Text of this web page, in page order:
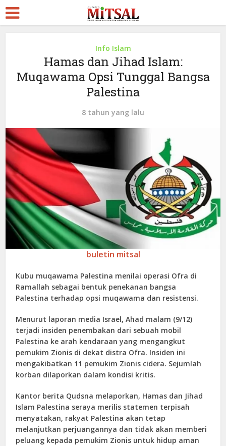
Info Islam
Hamas dan Jihad Islam:
Muqawama Opsi Tunggal Bangsa
Palestina
8 tahun yang lalu
buletin mitsal
Kubu muqawama Palestina menilai operasi Ofra di
Ramallah sebagai bentuk penekanan bangsa
Palestina terhadap opsi muqawama dan resistensi.
Menurut laporan media Israel, Ahad malam (9/12)
terjadi insiden penembakan dari sebuah mobil
Palestina ke arah kendaraan yang mengangkut
pemukim Zionis di dekat distra Ofra. Insiden ini
mengakibatkan 11 pemukim Zionis cidera. Sejumlah
korban dilaporkan dalam kondisi kritis.
Kantor berita Qudsna melaporkan, Hamas dan Jihad
Islam Palestina seraya merilis statemen terpisah
menyatakan, rakyat Palestina akan tetap
melanjutkan perjuangannya dan tidak akan memberi
peluang kepada pemukim Zionis untuk hidup aman